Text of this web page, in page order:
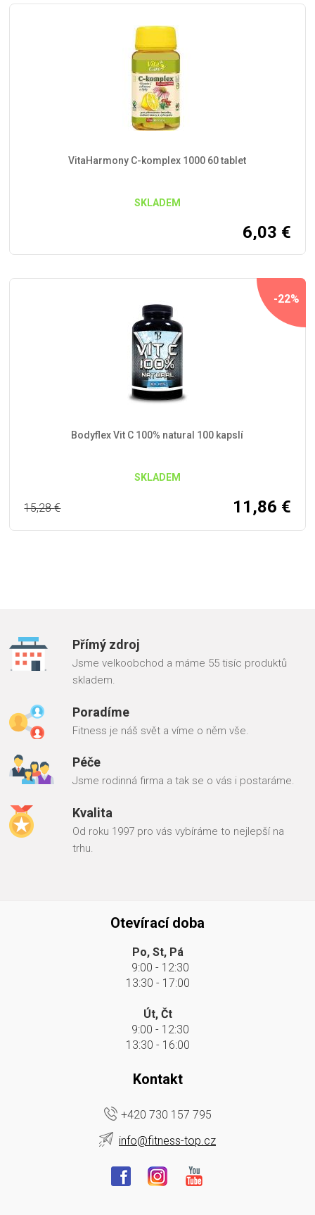
VitaHarmony C-komplex 1000 60 tablet
SKLADEM
6,03 €
-22%
Bodyflex Vit C 100% natural 100 kapslí
SKLADEM
15,28€ 11,86 €
Přímý zdroj
Jsme velkoobchod a máme 55 tisíc produktů
skladem.
Poradíme
Fitness je náš svět a víme o něm vše.
Péče
Jsme rodinná firma a tak se o vás i postaráme.
Kvalita
Od roku 1997 pro vás vybíráme to nejlepší na
trhu.
Otevírací doba
Po, St, Pá
9:00 - 12:30
13:30 - 17:00
Út, Čt
9:00 - 12:30
13:30 - 16:00
Kontakt
+420 730 157 795
info@fitness-top.cz